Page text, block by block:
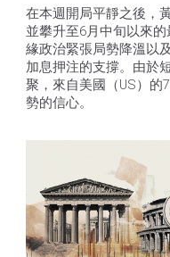
在本週開局平靜之後，
並攀升至6月中旬以來
緣政治緊張局勢降溫以
加息押注的支撐。由於
聚，來自美國（US）的
勢的信心。